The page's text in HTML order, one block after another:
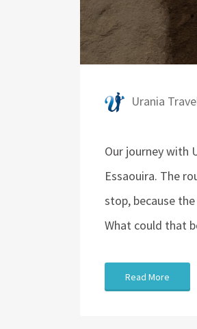
Urania
Our journey with
Essaouira. The
stop, because
What could that
Read More